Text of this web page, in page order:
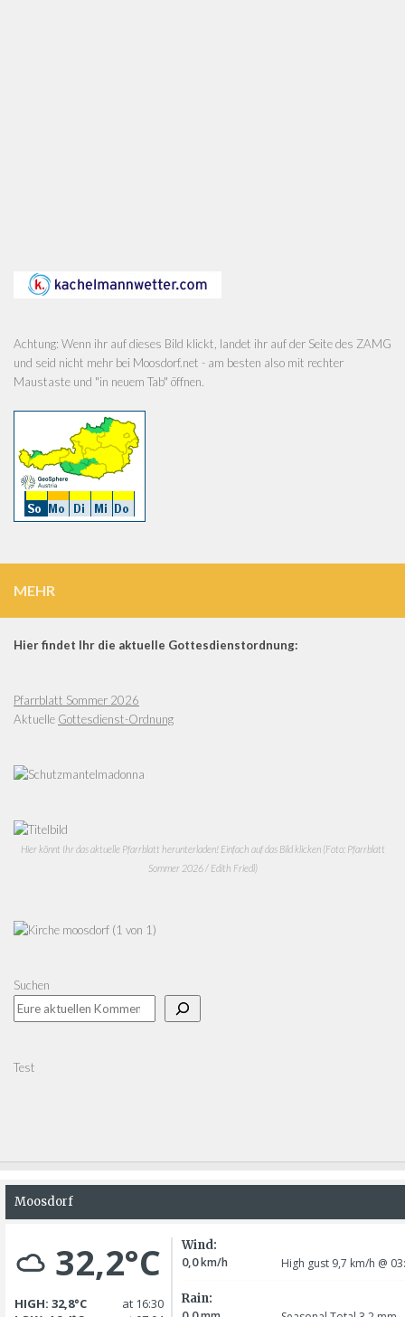
Achtung: Wenn ihr auf dieses Bild klickt, landet ihr auf der Seite des ZAMG
und seid nicht mehr bei Moosdorf.net - am besten also mit rechter
Maustaste und "in neuem Tab" öffnen.
MEHR
Hier findet Ihr die aktuelle Gottesdienstordnung:
Pfarrblatt Sommer 2026
Aktuelle Gottesdienst-Ordnung
Hier könnt Ihr das aktuelle Pfarrblatt herunterladen! Einfach auf das Bild klicken (Foto: Pfarrblatt
Sommer 2026 / Edith Friedl)
Suchen
Test